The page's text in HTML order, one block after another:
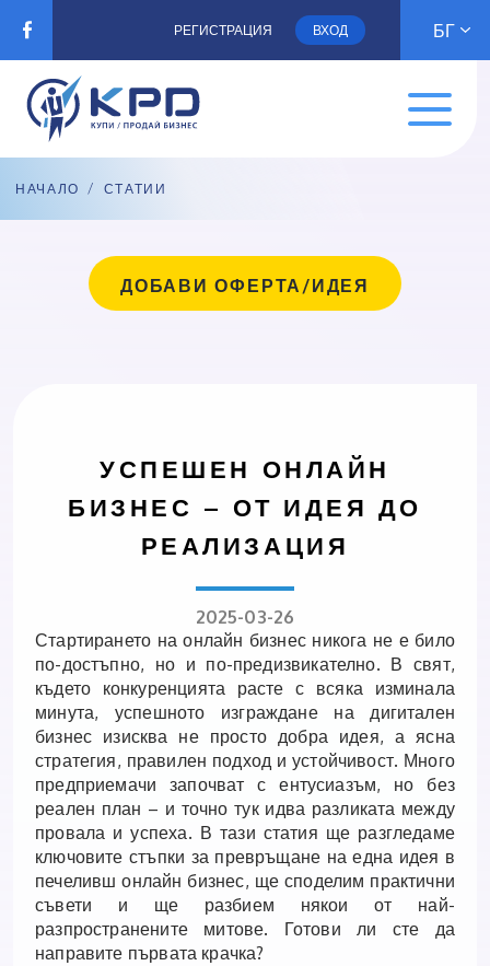
РЕГИСТРАЦИЯ ВХОД БГ
НАЧАЛО / СТАТИИ
ДОБАВИ ОФЕРТА/ИДЕЯ
УСПЕШЕН ОНЛАЙН
БИЗНЕС – ОТ ИДЕЯ ДО
РЕАЛИЗАЦИЯ
2025-03-26
Стартирането на онлайн бизнес никога не е било
по-достъпно, но и по-предизвикателно. В свят,
където конкуренцията расте с всяка изминала
минута, успешното изграждане на дигитален
бизнес изисква не просто добра идея, а ясна
стратегия, правилен подход и устойчивост. Много
предприемачи започват с ентусиазъм, но без
реален план – и точно тук идва разликата между
провала и успеха. В тази статия ще разгледаме
ключовите стъпки за превръщане на една идея в
печеливш онлайн бизнес, ще споделим практични
съвети и ще разбием някои от най-
разпространените митове. Готови ли сте да
направите първата крачка?